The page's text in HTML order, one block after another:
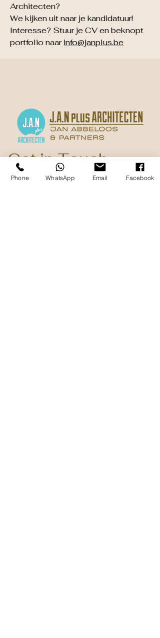
Architecten?
We kijken uit naar je kandidatuur!
Interesse? Stuur je CV en beknopt
portfolio naarinfo@janplus.be
Get in Touch
Phone WhatsApp Email Facebook